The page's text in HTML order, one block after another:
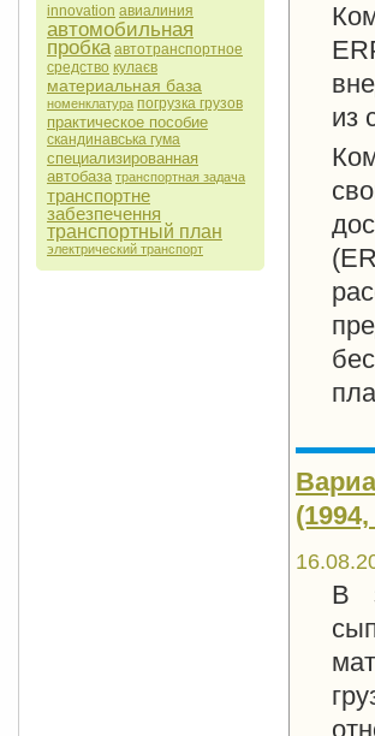
innovation авиалиния
автомобильная
пробка автотранспортное
средство кулаєв
материальная база
номенклатура погрузка грузов
практическое пособие
скандинавська гума
специализированная
автобаза транспортная задача
транспортне
забезпечення
транспортный план
электрический транспорт
из
В